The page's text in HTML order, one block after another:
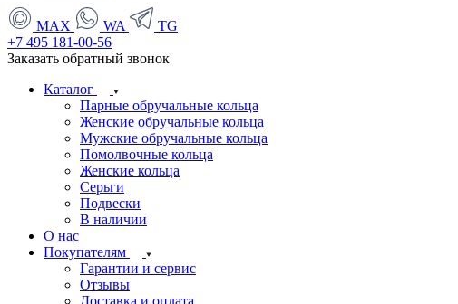
MAX WA
TG
+7 495 181-00-56
Заказать обратный звонок
Каталог
Парные обручальные кольца
Женские обручальные кольца
Мужские обручальные кольца
Помолвочные кольца
Женские кольца
Серьги
Подвески
В наличии
О нас
Покупателям
Гарантии и сервис
Отзывы
Доставка и оплата